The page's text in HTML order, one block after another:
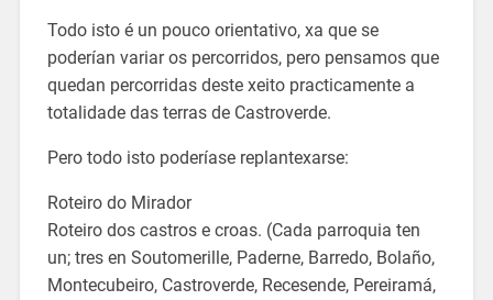
Todo isto é un pouco orientativo, xa que se
poderían variar os percorridos, pero pensamos que
quedan percorridas deste xeito practicamente a
totalidade das terras de Castroverde.
Pero todo isto poderíase replantexarse:
Roteiro do Mirador
Roteiro dos castros e croas. (Cada parroquia ten
un; tres en Soutomerille, Paderne, Barredo, Bolaño,
Montecubeiro, Castroverde, Recesende, Pereiramá,